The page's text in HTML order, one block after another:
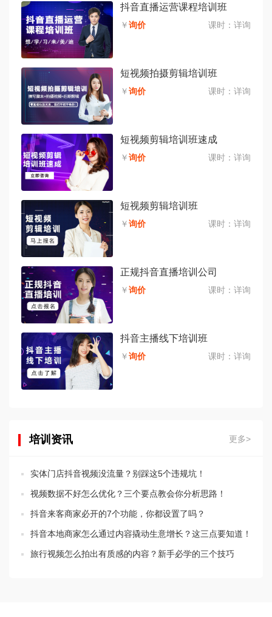
抖音直播运营课程培训班
￥询价 课时： 详询
短视频拍摄剪辑培训班
￥询价 课时： 详询
短视频剪辑培训班速成
￥询价 课时： 详询
短视频剪辑培训班
￥询价 课时： 详询
正规抖音直播培训公司
￥询价 课时： 详询
抖音主播线下培训班
￥询价 课时： 详询
培训资讯 更多>
实体门店抖音视频没流量？别踩这5个违规坑！
视频数据不好怎么优化？三个要点教会你分析思路！
抖音来客商家必开的7个功能，你都设置了吗？
抖音本地商家怎么通过内容撬动生意增长？这三点要知道！
旅行视频怎么拍出有质感的内容？新手必学的三个技巧